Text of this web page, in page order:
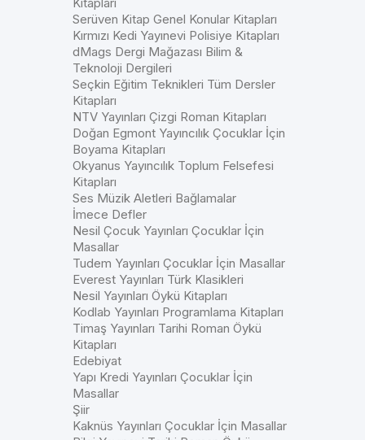
Serüven Kitap Genel Konular Kitapları
Kırmızı Kedi Yayınevi Polisiye Kitapları
dMags Dergi Mağazası Bilim &
Teknoloji Dergileri
Seçkin Eğitim Teknikleri Tüm Dersler
Kitapları
NTV Yayınları Çizgi Roman Kitapları
Doğan Egmont Yayıncılık Çocuklar İçin
Boyama Kitapları
Okyanus Yayıncılık Toplum Felsefesi
Kitapları
Ses Müzik Aletleri Bağlamalar
İmece Defler
Nesil Çocuk Yayınları Çocuklar İçin
Masallar
Tudem Yayınları Çocuklar İçin Masallar
Everest Yayınları Türk Klasikleri
Nesil Yayınları Öykü Kitapları
Kodlab Yayınları Programlama Kitapları
Timaş Yayınları Tarihi Roman Öykü
Kitapları
Edebiyat
Yapı Kredi Yayınları Çocuklar İçin
Masallar
Şiir
Kaknüs Yayınları Çocuklar İçin Masallar